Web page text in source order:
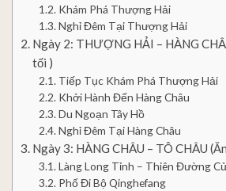
Khám Phá Thượng Hải
Nghỉ Đêm Tại Thượng Hải
Ngày 2: THƯỢNG HẢI – HÀNG
tối )
Tiếp Tục Khám Phá Thượng Hải
Khởi Hành Đến Hàng Châu
Du Ngoạn Tây Hồ
Nghỉ Đêm Tại Hàng Châu
Ngày 3: HÀNG CHÂU – TÔ CHÂU
Làng Long Tỉnh – Thiên Đường
Phố Đi Bộ Qinghefang